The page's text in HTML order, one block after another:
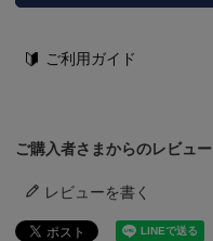
ご利用ガイド
ご購入者さまからのレビュー
レビューを書く